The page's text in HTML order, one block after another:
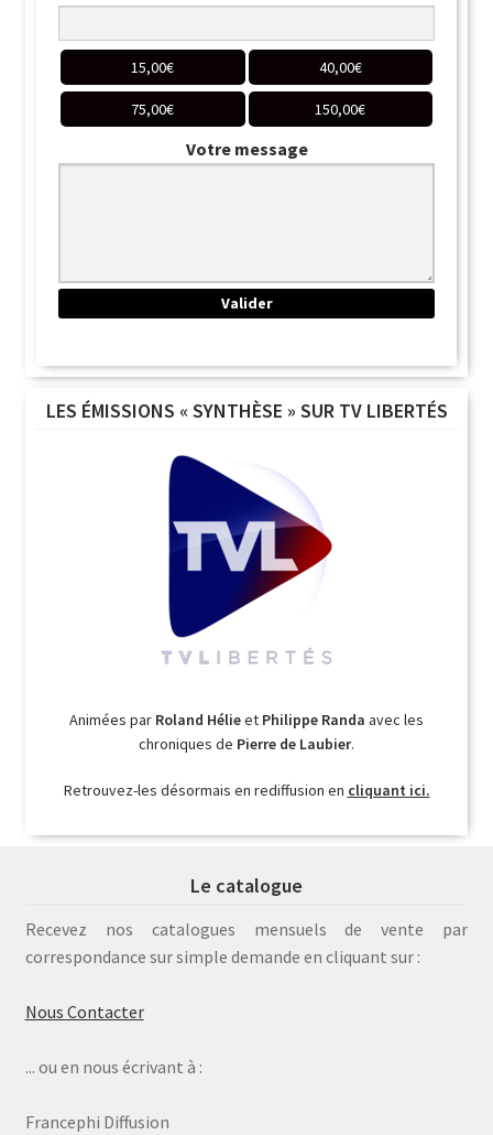
15,00€ 40,00€
75,00€ 150,00€
Votre message
LES ÉMISSIONS « SYNTHÈSE » SUR TV LIBERTÉS
Animées par Roland Hélieet Philippe Randa avec les
chroniques de Pierre de Laubier.
Retrouvez-les désormais en rediffusion en cliquant ici.
Le catalogue
Recevez nos catalogues mensuels de vente par
correspondance sur simple demande en cliquant sur :
Nous Contacter
... ou en nous écrivant à :
Francephi Diffusion